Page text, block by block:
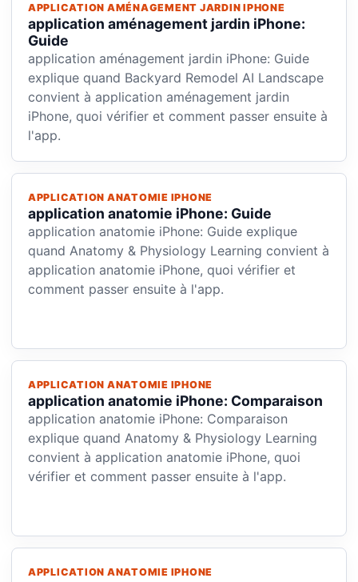
APPLICATION AMÉNAGEMENT JARDIN IPHONE
application aménagement jardin iPhone:
Guide
application aménagement jardin iPhone: Guide
explique quand Backyard Remodel AI Landscape
convient à application aménagement jardin
iPhone, quoi vérifier et comment passer ensuite à
l'app.
APPLICATION ANATOMIE IPHONE
application anatomie iPhone: Guide
application anatomie iPhone: Guide explique
quand Anatomy & Physiology Learning convient à
application anatomie iPhone, quoi vérifier et
comment passer ensuite à l'app.
APPLICATION ANATOMIE IPHONE
application anatomie iPhone: Comparaison
application anatomie iPhone: Comparaison
explique quand Anatomy & Physiology Learning
convient à application anatomie iPhone, quoi
vérifier et comment passer ensuite à l'app.
APPLICATION ANATOMIE IPHONE